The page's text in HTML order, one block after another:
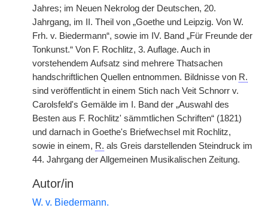
Jahres; im Neuen Nekrolog der Deutschen, 20.
Jahrgang, im II. Theil von „Goethe und Leipzig. Von W.
Frh. v. Biedermann“, sowie im IV. Band „Für Freunde der
Tonkunst.“ Von F. Rochlitz, 3. Auflage. Auch in
vorstehendem Aufsatz sind mehrere Thatsachen
handschriftlichen Quellen entnommen. Bildnisse von R.
sind veröffentlicht in einem Stich nach Veit Schnorr v.
Carolsfeld's Gemälde im I. Band der „Auswahl des
Besten aus F. Rochlitz' sämmtlichen Schriften“ (1821)
und darnach in Goethe's Briefwechsel mit Rochlitz,
sowie in einem, R. als Greis darstellenden Steindruck im
44. Jahrgang der Allgemeinen Musikalischen Zeitung.
Autor/in
W. v. Biedermann.